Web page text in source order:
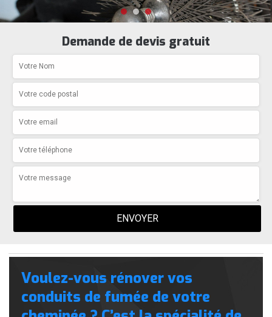
Demande de devis gratuit
Voulez-vous rénover vos
conduits de fumée de votre